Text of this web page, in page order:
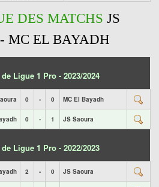
DES MATCHS JS
MC EL BAYADH
Ligue 1 Pro - 2023/2024
0 - 0 MC El Bayadh
0 - 1 JS Saoura
Ligue 1 Pro - 2022/2023
2 - 0 JS Saoura